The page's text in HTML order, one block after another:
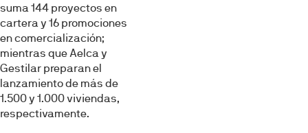
suma 144 proyectos en
cartera y 16 promociones
en comercializa­ción;
mientras que Aelca y
Gestilar preparan el
lanzamiento de más de
1.500 y 1.000 viviendas,
respectiva­mente.